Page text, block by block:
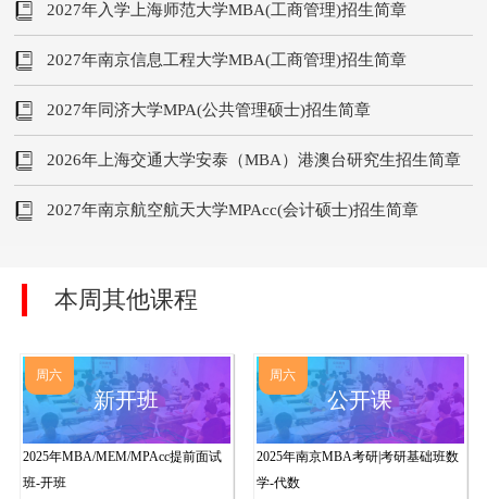
2027年入学上海师范大学MBA(工商管理)招生简章
2027年南京信息工程大学MBA(工商管理)招生简章
2027年同济大学MPA(公共管理硕士)招生简章
2026年上海交通大学安泰（MBA）港澳台研究生招生简章
2027年南京航空航天大学MPAcc(会计硕士)招生简章
本周其他课程
新开班
2025年MBA/MEM/MPAcc提前面试
班-开班
周六
公开课
2025年南京MBA考研|考研基础班数
学-代数
周六